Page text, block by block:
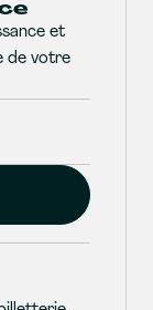
et
de votre